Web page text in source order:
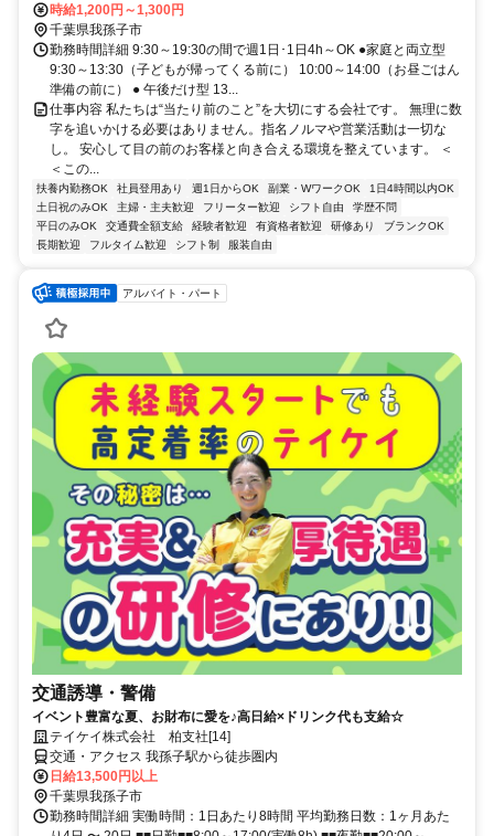
時給1,200円～1,300円
千葉県我孫子市
勤務時間詳細 9:30～19:30の間で週1日･1日4h～OK ●家庭と両立型
9:30～13:30（子どもが帰ってくる前に） 10:00～14:00（お昼ごはん
準備の前に） ● 午後だけ型 13...
仕事内容 私たちは“当たり前のこと”を大切にする会社です。 無理に数
字を追いかける必要はありません。指名ノルマや営業活動は一切な
し。 安心して目の前のお客様と向き合える環境を整えています。 ＜
＜この...
扶養内勤務OK 社員登用あり 週1日からOK 副業・WワークOK
1日4時間以内OK
土日祝のみOK
主婦・主夫歓迎 フリーター歓迎 シフト自由
学歴不問
平日のみOK
交通費全額支給 経験者歓迎 有資格者歓迎 研修あり
ブランクOK
長期歓迎
フルタイム歓迎 シフト制 服装自由
アルバイト・パート
交通誘導・警備
イベント豊富な夏、お財布に愛を♪高日給×ドリンク代も支給☆
テイケイ株式会社 柏支社[14]
交通・アクセス 我孫子駅から徒歩圏内
日給13,500円以上
千葉県我孫子市
勤務時間詳細 実働時間：1日あたり8時間 平均勤務日数：1ヶ月あた